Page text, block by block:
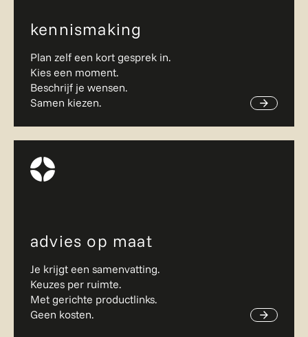
kennismaking
Plan zelf een kort gesprek in.
Kies een moment.
Beschrijf je wensen.
Samen kiezen.
advies op maat
Je krijgt een samenvatting.
Keuzes per ruimte.
Met gerichte productlinks.
Geen kosten.